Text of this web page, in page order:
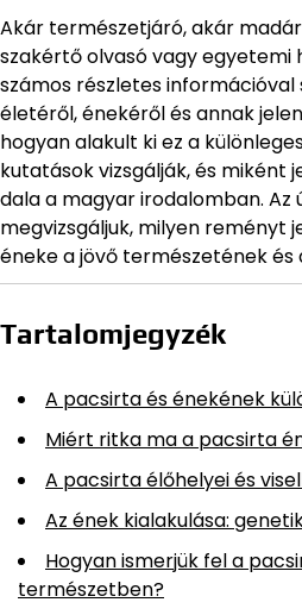
Akár természetjáró, akár
szakértő olvasó vagy egyetemi
számos részletes
életéről, énekéről és annak
hogyan alakult ki ez a
kutatások vizsgálják, és miként
dala a magyar irodalomban. Az
megvizsgáljuk, milyen reményt
éneke a jövő természetének és
Tartalomjegyzék
A pacsirta és énekének
Miért ritka ma a pacsirta
A pacsirta élőhelyei és
Az ének kialakulása:
Hogyan ismerjük fel a
természetben?